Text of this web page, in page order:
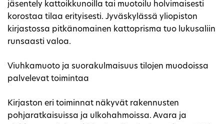
jäsentely kattoikkunoilla tai muotoilu holvimaisesti
korostaa tilaa erityisesti. Jyväskylässä yliopiston
kirjastossa pitkänomainen kattoprisma tuo lukusaliin
runsaasti valoa.
Viuhkamuoto ja suorakulmaisuus tilojen muodoissa
palvelevat toimintaa
Kirjaston eri toiminnat näkyvät rakennusten
pohjaratkaisuissa ja ulkohahmoissa. Avara ja